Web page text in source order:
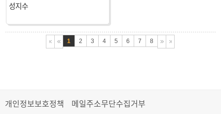
성지수
1 2 3 4 5 6 7 8
개인정보보호정책 메일주소무단수집거부